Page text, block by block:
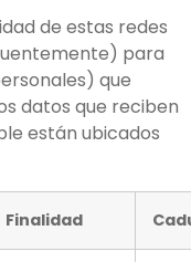
de estas redes
para
que
datos que reciben
están ubicados
Finalidad